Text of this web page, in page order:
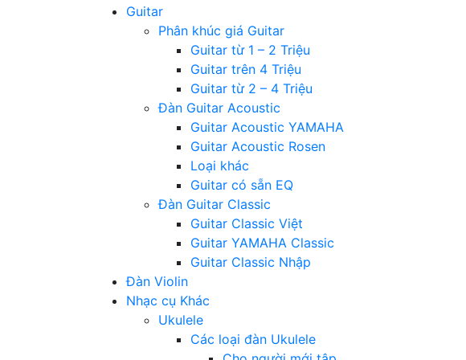
Guitar
Phân khúc giá Guitar
Guitar từ 1 – 2 Triệu
Guitar trên 4 Triệu
Guitar từ 2 – 4 Triệu
Đàn Guitar Acoustic
Guitar Acoustic YAMAHA
Guitar Acoustic Rosen
Loại khác
Guitar có sẵn EQ
Đàn Guitar Classic
Guitar Classic Việt
Guitar YAMAHA Classic
Guitar Classic Nhập
Đàn Violin
Nhạc cụ Khác
Ukulele
Các loại đàn Ukulele